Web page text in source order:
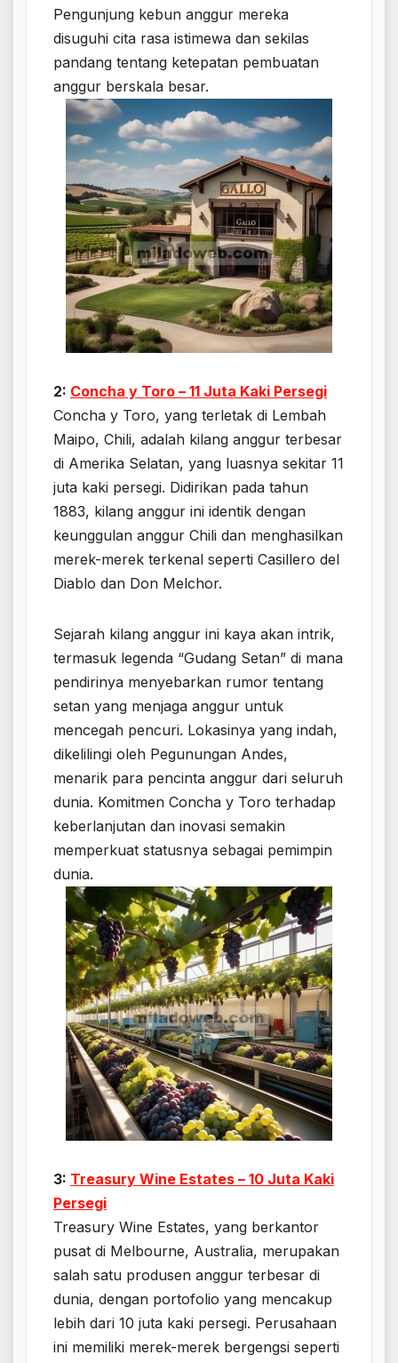
Pengunjung kebun anggur mereka
disuguhi cita rasa istimewa dan sekilas
pandang tentang ketepatan pembuatan
anggur berskala besar.
2: Concha y Toro – 11 Juta Kaki Persegi
Concha y Toro, yang terletak di Lembah
Maipo, Chili, adalah kilang anggur terbesar
di Amerika Selatan, yang luasnya sekitar 11
juta kaki persegi. Didirikan pada tahun
1883, kilang anggur ini identik dengan
keunggulan anggur Chili dan menghasilkan
merek-merek terkenal seperti Casillero del
Diablo dan Don Melchor.
Sejarah kilang anggur ini kaya akan intrik,
termasuk legenda “Gudang Setan” di mana
pendirinya menyebarkan rumor tentang
setan yang menjaga anggur untuk
mencegah pencuri. Lokasinya yang indah,
dikelilingi oleh Pegunungan Andes,
menarik para pencinta anggur dari seluruh
dunia. Komitmen Concha y Toro terhadap
keberlanjutan dan inovasi semakin
memperkuat statusnya sebagai pemimpin
dunia.
3: Treasury Wine Estates – 10 Juta Kaki
Persegi
Treasury Wine Estates, yang berkantor
pusat di Melbourne, Australia, merupakan
salah satu produsen anggur terbesar di
dunia, dengan portofolio yang mencakup
lebih dari 10 juta kaki persegi. Perusahaan
ini memiliki merek-merek bergengsi seperti